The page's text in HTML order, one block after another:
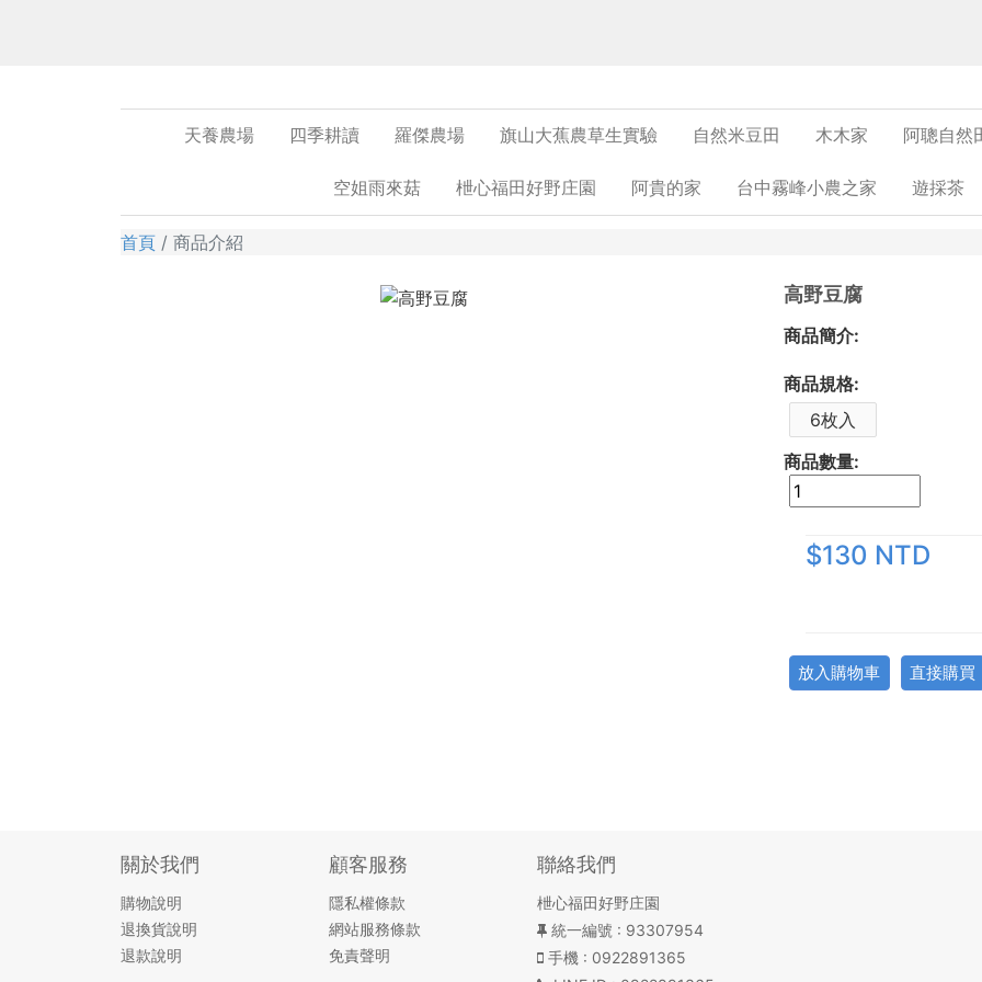
天養農場 四季耕讀 羅傑農場 旗山大蕉農草生實驗 自然米豆田 木木家 阿聰自然
空姐雨來菇 枻心福田好野庄園 阿貴的家 台中霧峰小農之家 遊採茶
首頁 商品介紹
高野豆腐
商品簡介:
商品規格:
6枚入
商品數量:
$130 NTD
放入購物車 直接購買
關於我們
購物說明
退換貨說明
退款說明
顧客服務
隱私權條款
網站服務條款
免責聲明
聯絡我們
枻心福田好野庄園
統一編號 : 93307954
手機 : 0922891365